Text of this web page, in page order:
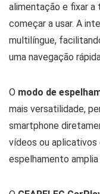
alimentação e fixar a
começar a usar. A
multilíngue,
uma navegação
O modo de
mais versatilidade,
smartphone
vídeos ou aplicativos
espelhamento